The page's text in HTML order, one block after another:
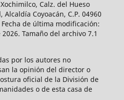
Calz. del Hueso
Alcaldía Coyoacán, C.P. 04960
de última modificación:
Tamaño del archivo 7.1
por los autores no
la opinión del director o
oficial de la División de
o de esta casa de